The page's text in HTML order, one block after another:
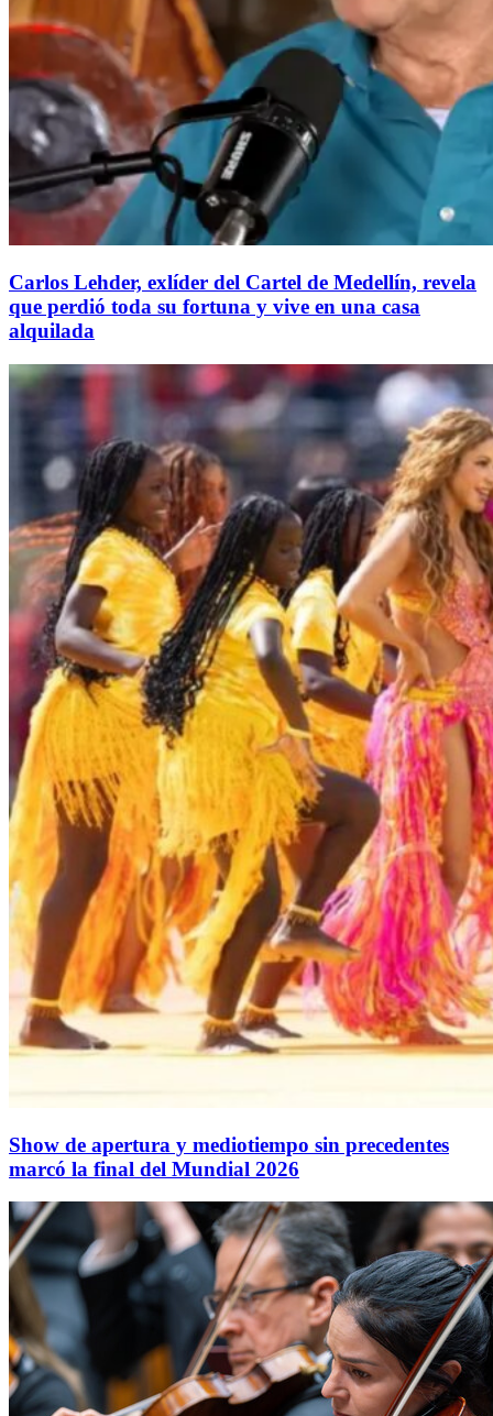
Carlos Lehder, exlíder del Cartel de Medellín, revela
que perdió toda su fortuna y vive en una casa
alquilada
Show de apertura y mediotiempo sin precedentes
marcó la final del Mundial 2026